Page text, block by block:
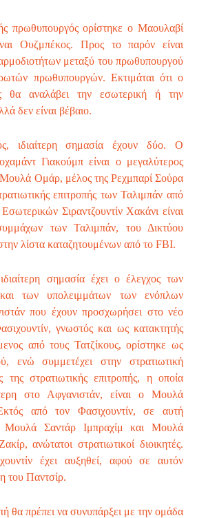
πρωθυπουργός ορίστηκε ο Μαουλαβί
Ουζμπέκος. Προς το παρόν είναι
μεταξύ του πρωθυπουργού
πρωθυπουργών. Εκτιμάται ότι ο
θα αναλάβει την εσωτερική ή την
δεν είναι βέβαιο.
ιδιαίτερη σημασία έχουν δύο. Ο
Γιακούμπ είναι ο μεγαλύτερος
Μουλά Ομάρ, μέλος της Ρεχμπαρί Σούρα
επιτροπής των Ταλιμπάν από
Σιραντζουντίν Χακάνι είναι
των Ταλιμπάν, του Δικτύου
λίστα καταζητουμένων από το FBI.
σημασία έχει ο έλεγχος των
των υπολειμμάτων των ενόπλων
που έχουν προσχωρήσει στο νέο
γνωστός και ως κατακτητής
από τους Τατζίκους, ορίστηκε ως
ενώ συμμετέχει στην στρατιωτική
της στρατιωτικής επιτροπής, η οποία
στο Αφγανιστάν, είναι ο Μουλά
από τον Φασιχουντίν, σε αυτή
Μουλά Σαντάρ Ιμπραχίμ και Μουλά
ανώτατοι στρατιωτικοί διοικητές.
έχει αυξηθεί, αφού σε αυτόν
του Παντσίρ.
θα πρέπει να συνυπάρξει με την ομάδα